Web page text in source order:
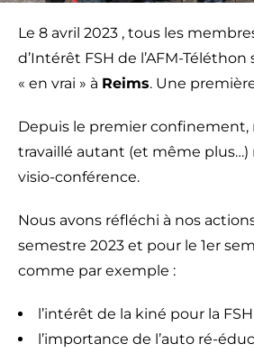
Le 8 avril 2023 , tous les
d’Intérêt FSH de l’AFM-
« en vrai » à Reims. Une
Depuis le premier confinement,
travaillé autant (et même plus…)
visio-conférence.
Nous avons réfléchi à nos
semestre 2023 et pour le 1er
comme par exemple :
l’intérêt de la kiné pour la
l’importance de l’auto ré-